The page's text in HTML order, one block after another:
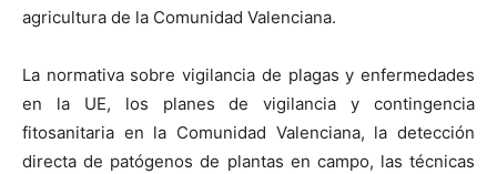
agricultura de la Comunidad Valenciana.
La normativa sobre vigilancia de plagas y enfermedades
en la UE, los planes de vigilancia y contingencia
fitosanitaria en la Comunidad Valenciana, la detección
directa de patógenos de plantas en campo, las técnicas